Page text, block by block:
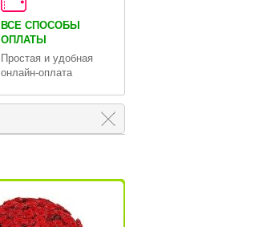
ВСЕ СПОСОБЫ
ОПЛАТЫ
Простая и удобная
онлайн-оплата